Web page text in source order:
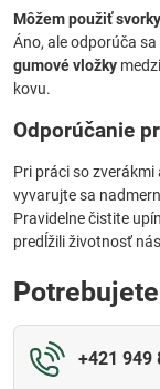
Môžem použiť
Áno, ale odporúča
gumové vložky
kovu.
Odporúčanie
Pri práci so
vyvarujte sa
Pravidelne čistite
predĺžili životnosť
+421 949